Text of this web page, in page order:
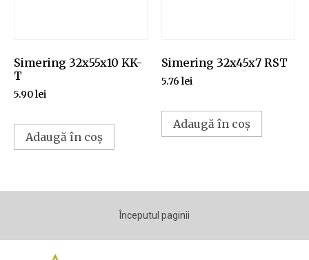
Simering 32x55x10 KK-
T
5.90lei
Adaugă în coș
Simering 32x45x7 RST
5.76 lei
Adaugă în coș
Începutul paginii